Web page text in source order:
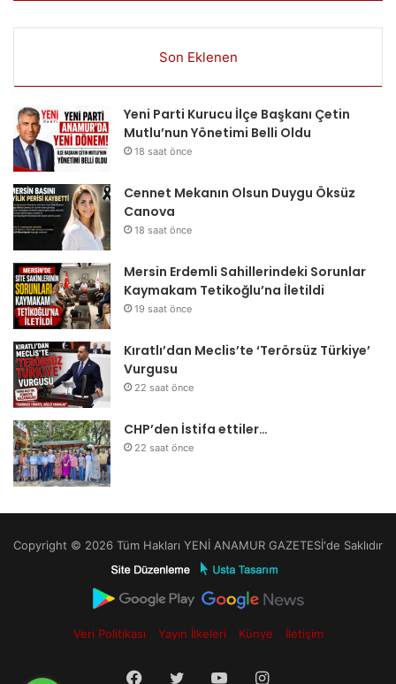
Son Eklenen
Yeni Parti Kurucu İlçe Başkanı Çetin
Mutlu’nun Yönetimi Belli Oldu
18 saat önce
Cennet Mekanın Olsun Duygu Öksüz
Canova
18 saat önce
Mersin Erdemli Sahillerindeki Sorunlar
Kaymakam Tetikoğlu’na İletildi
19 saat önce
Kıratlı’dan Meclis’te ‘Terörsüz Türkiye’
Vurgusu
22 saat önce
CHP’den İstifa ettiler…
22 saat önce
Copyright © 2026 Tüm Hakları YENİ ANAMUR GAZETESİ'de Saklıdır
Veri Politikası Yayın İlkeleri Künye İletişim
Facebook
TwitterYouTubeInstagram